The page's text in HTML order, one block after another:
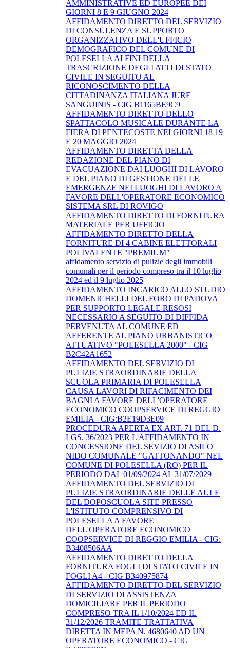
AMMINISTRATIVE ED EUROPEE DEI
GIORNI 8 E 9 GIUGNO 2024
AFFIDAMENTO DIRETTO DEL SERVIZIO
DI CONSULENZA E SUPPORTO
ORGANIZZATIVO DELL'UFFICIO
DEMOGRAFICO DEL COMUNE DI
POLESELLA AI FINI DELLA
TRASCRIZIONE DEGLI ATTI DI STATO
CIVILE IN SEGUITO AL
RICONOSCIMENTO DELLA
CITTADINANZA ITALIANA JURE
SANGUINIS - CIG B1165BE9C9
AFFIDAMENTO DIRETTO DELLO
SPATTACOLO MUSICALE DURANTE LA
FIERA DI PENTECOSTE NEI GIORNI 18 19
E 20 MAGGIO 2024
AFFIDAMENTO DIRETTA DELLA
REDAZIONE DEL PIANO DI
EVACUAZIONE DAI LUOGHI DI LAVORO
E DEL PIANO DI GESTIONE DELLE
EMERGENZE NEI LUOGHI DI LAVORO A
FAVORE DELL'OPERATORE ECONOMICO
SISTEMA SRL DI ROVIGO
AFFIDAMENTO DIRETTO DI FORNITURA
MATERIALE PER UFFICIO
AFFIDAMENTO DIRETTO DELLA
FORNITURE DI 4 CABINE ELETTORALI
POLIVALENTE "PREMIUM"
affidamento servizio di pulizie degli immobili
comunali per il periodo compreso tra il 10 luglio
2024 ed il 9 luglio 2025
AFFIDAMENTO INCARICO ALLO STUDIO
DOMENICHELLI DEL FORO DI PADOVA
PER SUPPORTO LEGALE RESOSI
NECESSARIO A SEGUITO DI DIFFIDA
PERVENUTA AL COMUNE ED
AFFERENTE AL PIANO URBANISTICO
ATTUATIVO "POLESELLA 2000" - CIG
B2C42A1652
AFFIDAMENTO DEL SERVIZIO DI
PULIZIE STRAORDINARIE DELLA
SCUOLA PRIMARIA DI POLESELLA
CAUSA LAVORI DI RIFACIMENTO DEI
BAGNI A FAVORE DELL'OPERATORE
ECONOMICO COOPSERVICE DI REGGIO
EMILIA - CIG:B2E19D3E09
PROCEDURA APERTA EX ART. 71 DEL D.
LGS. 36/2023 PER L'AFFIDAMENTO IN
CONCESSIONE DEL SEVIZIO DI ASILO
NIDO COMUNALE "GATTONANDO" NEL
COMUNE DI POLESELLA (RO) PER IL
PERIODO DAL 01/09/2024 AL 31/07/2029
AFFIDAMENTO DEL SERVIZIO DI
PULIZIE STRAORDINARIE DELLE AULE
DEL DOPOSCUOLA SITE PRESSO
L'ISTITUTO COMPRENSIVO DI
POLESELLA A FAVORE
DELL'OPERATORE ECONOMICO
COOPSERVICE DI REGGIO EMILIA - CIG:
B3408506AA
AFFIDAMENTO DIRETTO DELLA
FORNITURA FOGLI DI STATO CIVILE IN
FOGLI A4 - CIG B340975874
AFFIDAMENTO DIRETTO DEL SERVIZIO
DI SERVIZIO DI ASSISTENZA
DOMICILIARE PER IL PERIODO
COMPRESO TRA IL 1/10/2024 ED IL
31/12/2026 TRAMITE TRATTATIVA
DIRETTA IN MEPA N. 4680640 AD UN
OPERATORE ECONOMICO - CIG